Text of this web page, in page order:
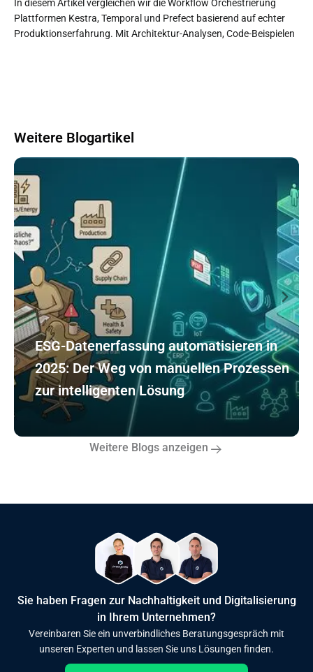
In diesem Artikel vergleichen wir die Workflow Orchestrierung
Plattformen Kestra, Temporal und Prefect basierend auf echter
Produktionserfahrung. Mit Architektur-Analysen, Code-Beispielen
Weitere Blogartikel
ESG-Datenerfassung automatisieren in
2025: Der Weg von manuellen Prozessen
zur intelligenten Lösung
Weitere Blogs anzeigen
Sie haben Fragen zur Nachhaltigkeit und Digitalisierung
in Ihrem Unternehmen?
Vereinbaren Sie ein unverbindliches Beratungsgespräch mit
unseren Experten und lassen Sie uns Lösungen finden.